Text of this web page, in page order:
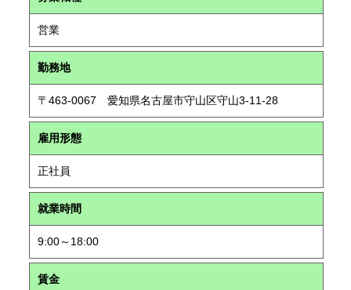
営業
勤務地
〒463-0067 愛知県名古屋市守山区守山3-11-28
雇用形態
正社員
就業時間
9:00～18:00
賃金